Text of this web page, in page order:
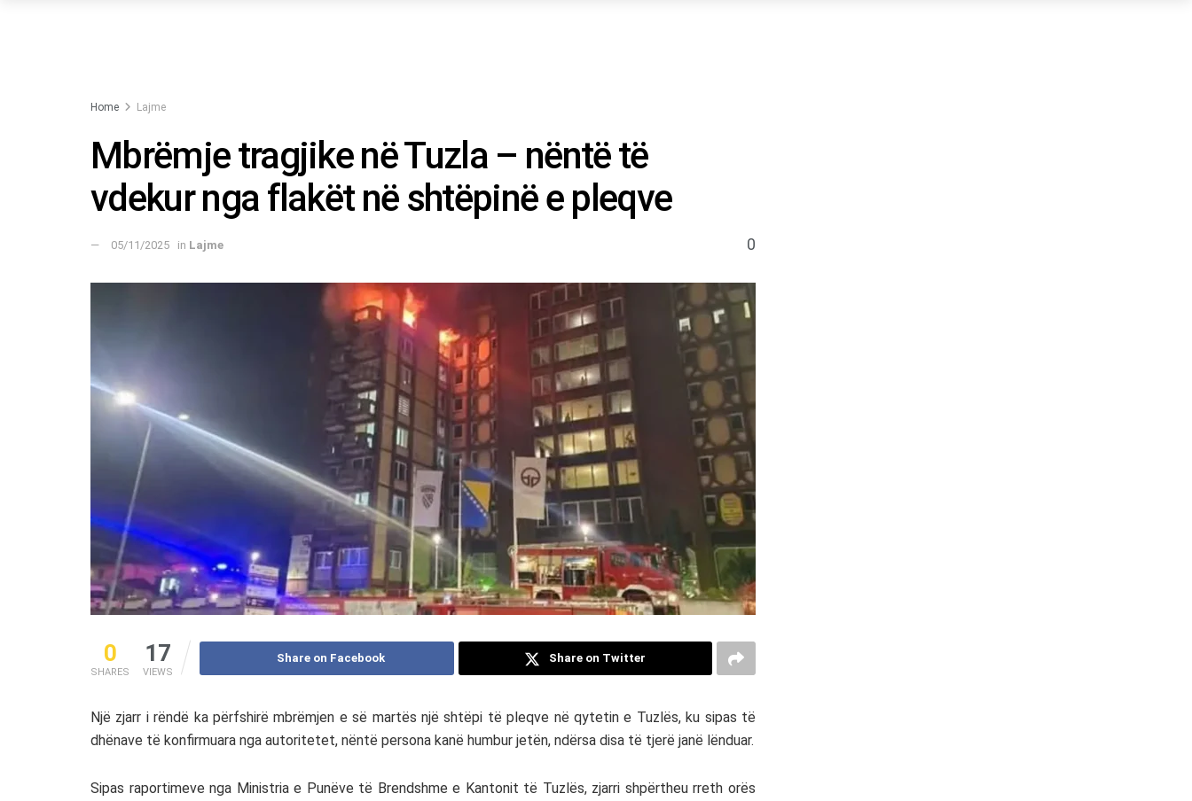
Home Lajme
Mbrëmje tragjike në Tuzla – nëntë të
vdekur nga flakët në shtëpinë e pleqve
05/11/2025 in Lajme 0
0
SHARES
17
VIEWS
Share on Facebook Share on Twitter
Një zjarr i rëndë ka përfshirë mbrëmjen e së martës një shtëpi të pleqve në qytetin e Tuzlës, ku sipas të
dhënave të konfirmuara nga autoritetet, nëntë persona kanë humbur jetën, ndërsa disa të tjerë janë lënduar.
Sipas raportimeve nga Ministria e Punëve të Brendshme e Kantonit të Tuzlës, zjarri shpërtheu rreth orës